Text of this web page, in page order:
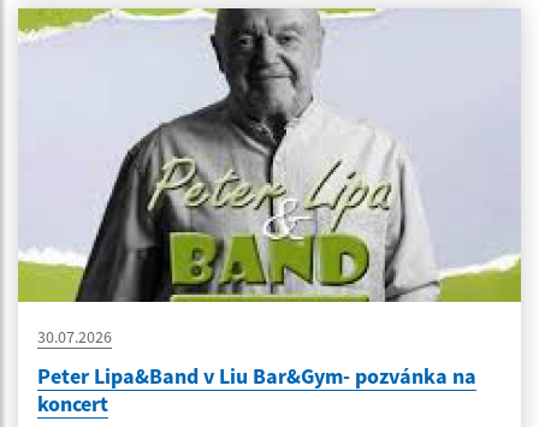
30.07.2026
Peter Lipa&Band v Liu Bar&Gym- pozvánka na
koncert